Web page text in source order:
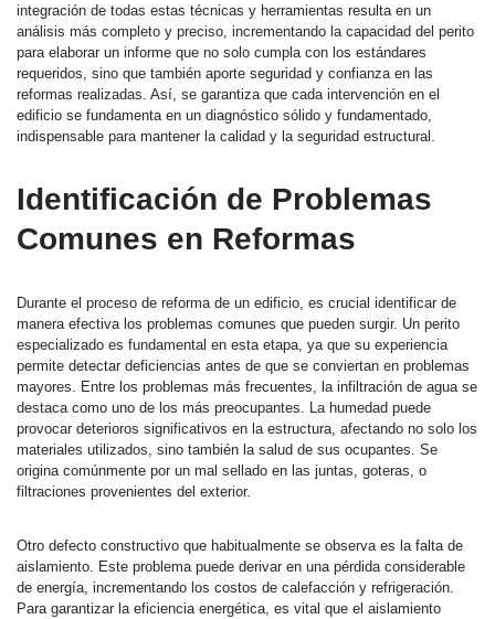
integración de todas estas técnicas y herramientas resulta en un
análisis más completo y preciso, incrementando la capacidad del perito
para elaborar un informe que no solo cumpla con los estándares
requeridos, sino que también aporte seguridad y confianza en las
reformas realizadas. Así, se garantiza que cada intervención en el
edificio se fundamenta en un diagnóstico sólido y fundamentado,
indispensable para mantener la calidad y la seguridad estructural.
Identificación de Problemas
Comunes en Reformas
Durante el proceso de reforma de un edificio, es crucial identificar de
manera efectiva los problemas comunes que pueden surgir. Un perito
especializado es fundamental en esta etapa, ya que su experiencia
permite detectar deficiencias antes de que se conviertan en problemas
mayores. Entre los problemas más frecuentes, la infiltración de agua se
destaca como uno de los más preocupantes. La humedad puede
provocar deterioros significativos en la estructura, afectando no solo los
materiales utilizados, sino también la salud de sus ocupantes. Se
origina comúnmente por un mal sellado en las juntas, goteras, o
filtraciones provenientes del exterior.
Otro defecto constructivo que habitualmente se observa es la falta de
aislamiento. Este problema puede derivar en una pérdida considerable
de energía, incrementando los costos de calefacción y refrigeración.
Para garantizar la eficiencia energética, es vital que el aislamiento